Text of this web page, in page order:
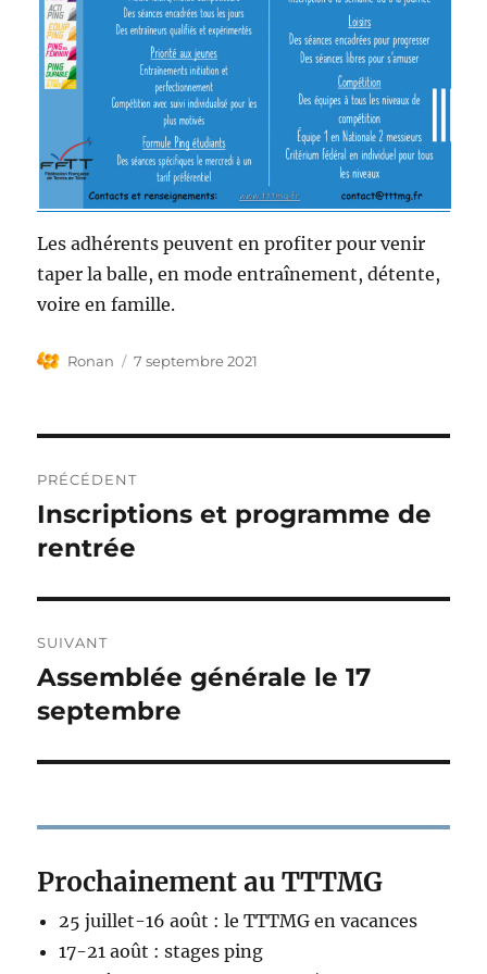
Les adhérents peuvent en profiter pour venir
taper la balle, en mode entraînement, détente,
voire en famille.
Auteur
Ronan
Publié
7 septembre 2021
de
l’article
PRÉCÉDENT
Publication
précédente :
Inscriptions et programme de
rentrée
SUIVANT
Publication
suivante :
Assemblée générale le 17
septembre
Prochainement au TTTMG
25 juillet-16 août : le TTTMG en vacances
17-21 août : stages ping